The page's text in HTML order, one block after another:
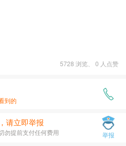
5728 浏览、 0 人点赞
到的
请立即举报
勿提前支付任何费用 举报